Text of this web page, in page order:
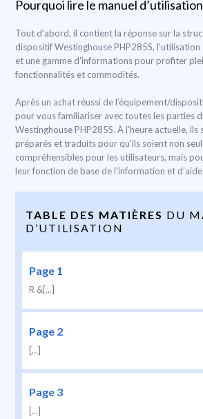
Pourquoi lire le manuel
Tout d'abord, il contient la réponse sur la
dispositif Westinghouse PHP285S, l'utilisation
et une gamme d'informations pour profiter
fonctionnalités et commodités.
Après un achat réussi de l’équipement/
pour vous familiariser avec toutes les parties
Westinghouse PHP285S. À l'heure actuelle, ils
préparés et traduits pour qu'ils soient non
compréhensibles pour les utilisateurs, mais
leur fonction de base de l'information et d’aide.
TABLE DES MATIÈRES DU
D’UTILISATION
Page 1
R &[...]
Page 2
[...]
Page 3
[...]